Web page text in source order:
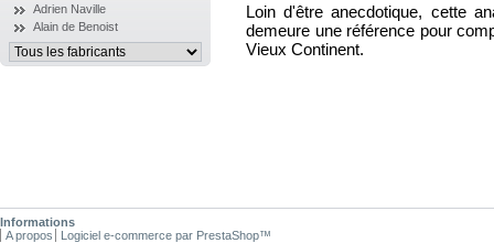
Adrien Naville
Alain de Benoist
Loin d'être anecdotique, cette
demeure une référence pour
Vieux Continent.
Informations
A propos
Logiciel e-commerce par PrestaShop™